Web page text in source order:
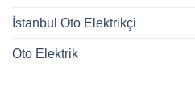
İstanbul Oto Elektrikçi
Oto Elektrik